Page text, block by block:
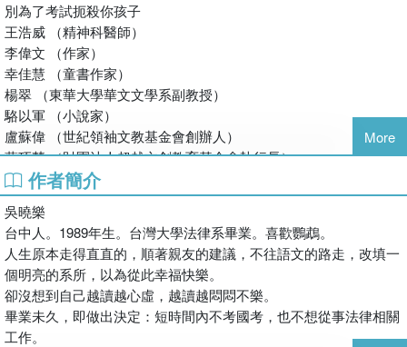
別為了考試扼殺你孩子
王浩威 （精神科醫師）
李偉文 （作家）
幸佳慧 （童書作家）
楊翠 （東華大學華文文學系副教授）
駱以軍 （小說家）
盧蘇偉 （世紀領袖文教基金會創辦人）
蘇巧慧 （財團法人超越文創教育基金會執行長）
聯合推薦
。公共電視年度教育大戲《你的孩子不是你的孩子》改編原著。
。以愛之名扼殺小孩，光怪陸離的怪獸家庭，猶如懸疑小說般的教
養故事。
。華人社會虎媽、虎爸的戰歌成了孩子的悲鳴。
。你的孩子，他／她不是你的，每個孩子都是獨立的個體。
。作者臉書追蹤人數破萬、UDN專欄點閱率最高達8萬以上。
More
作者簡介
吳曉樂
台中人。1989年生。台灣大學法律系畢業。喜歡鸚鵡。
人生原本走得直直的，順著親友的建議，不往語文的路走，改填一
個明亮的系所，以為從此幸福快樂。
卻沒想到自己越讀越心虛，越讀越悶悶不樂。
畢業未久，即做出決定：短時間內不考國考，也不想從事法律相關
工作。